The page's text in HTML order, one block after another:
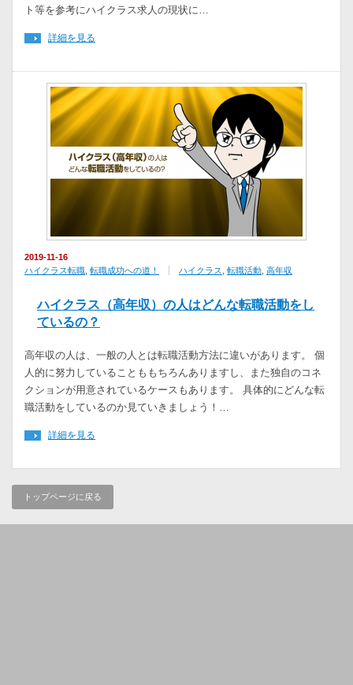
ト等を参考にハイクラス求人の現状に…
詳細を見る
2019-11-16
ハイクラス転職 転職成功への道！ ハイクラス 転職活動 高年収
ハイクラス（高年収）の人はどんな転職活動をし
ているの？
高年収の人は、一般の人とは転職活動方法に違いがあります。 個
人的に努力していることももちろんありますし、また独自のコネ
クションが用意されているケースもあります。 具体的にどんな転
職活動をしているのか見ていきましょう！…
詳細を見る
トップページに戻る